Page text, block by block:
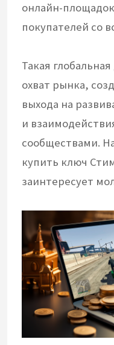
онлайн-
покупателей со
Такая
охват рынка,
выхода на
и
сообществами.
купить ключ
заинтересует